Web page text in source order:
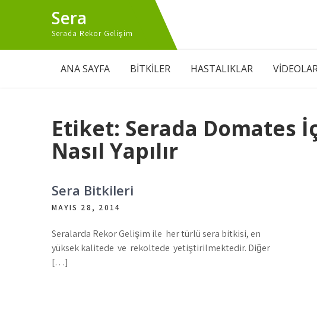
Sera
Serada Rekor Gelişim
ANA SAYFA BİTKİLER HASTALIKLAR
Etiket: Serada Domates
Nasıl Yapılır
Sera Bitkileri
MAYIS 28, 2014
Seralarda Rekor Gelişim ile her türlü sera bitkisi, en
yüksek kalitede ve rekoltede yetiştirilmektedir. Diğer
[…]